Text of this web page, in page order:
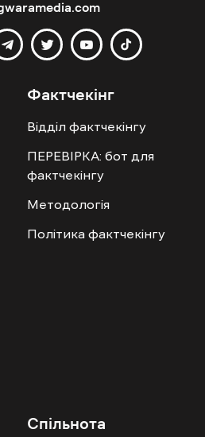
Фактчекінг
Відділ фактчекінгу
ПЕРЕВІРКА: бот для
фактчекінгу
Методологія
Політика фактчекінгу
Спільнота